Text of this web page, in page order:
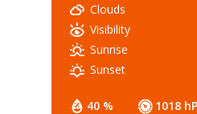
40 % 1018
Clouds
Visibility
Sunrise
Sunset